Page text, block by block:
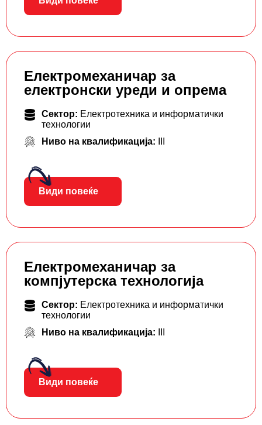
Електромеханичар за
електронски уреди и опрема
Сектор: Електротехника и информатички
технологии
Ниво на квалификација:
Види повеќе
Електромеханичар за
компјутерска технологија
Сектор: Електротехника и информатички
технологии
Ниво на квалификација:
Види повеќе